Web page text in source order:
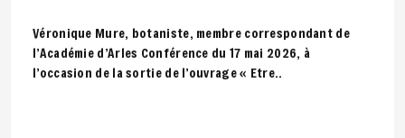
Véronique Mure, botaniste, membre correspondant de
l’Académie d’Arles Conférence du 17 mai 2026, à
l’occasion de la sortie de l’ouvrage « Etre..